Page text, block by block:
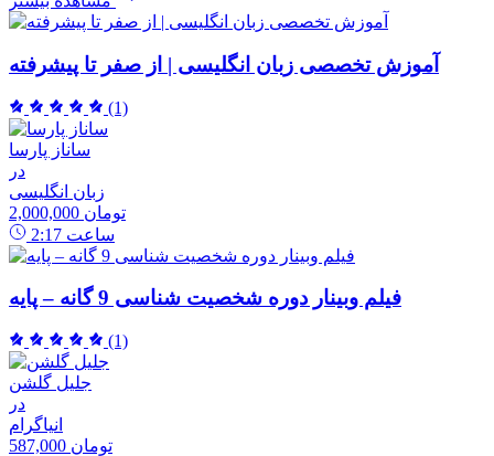
آموزش تخصصی زبان انگلیسی | از صفر تا پیشرفته
(1)
ساناز پارسا
در
زبان انگلیسی
2,000,000 تومان
2:17 ساعت
فیلم وبینار دوره شخصیت شناسی 9 گانه – پایه
(1)
جلیل گلشن
در
انیاگرام
587,000 تومان